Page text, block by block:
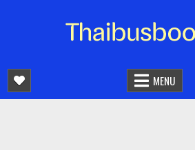
จองตั๋วรถออนไลน์ 24 ชั่วโมง
MENU